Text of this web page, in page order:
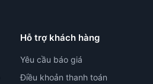
Hỗ trợ khách hàng
Yêu cầu báo giá
Điều khoản thanh toán